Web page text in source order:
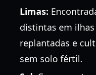
Limas:
distintas em
replantadas e
sem solo fértil.